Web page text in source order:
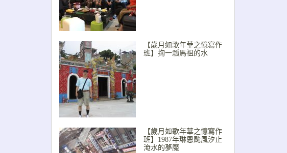
【歲月如歌年華之憶寫作
班】掬一瓢馬祖的水
【歲月如歌年華之憶寫作
班】1987年琳恩颱風汐止
淹水的夢魘